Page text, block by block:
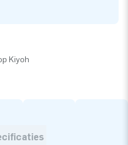
Kiyoh